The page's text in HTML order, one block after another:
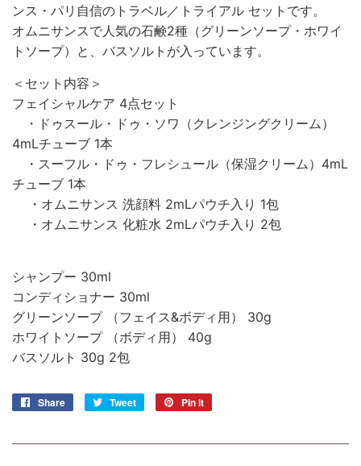
ンス・パリ自信のトラベル／トライアル セットです。
オムニサンスで人気の石鹸2種（グリーンソープ・ホワイ
トソープ）と、バスソルトが入っています。
＜セット内容＞
フェイシャルケア 4点セット
・ドゥスール・ドゥ・ソワ（クレンジングクリーム）
4mLチューブ 1本
・スーフル・ドゥ・フレシュール（保湿クリーム）4mL
チューブ 1本
・オムニサンス 洗顔料 2mLパウチ入り 1包
・オムニサンス 化粧水 2mLパウチ入り 2包
シャンプー 30ml
コンディショナー 30ml
グリーンソープ （フェイス&ボディ用） 30g
ホワイトソープ （ボディ用） 40g
バスソルト 30g 2包
Share
Share
Tweet
Tweet
Pin it